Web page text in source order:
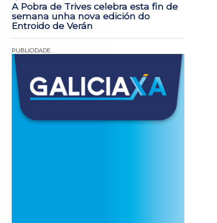
A Pobra de Trives celebra esta fin de
semana unha nova edición do
Entroido de Verán